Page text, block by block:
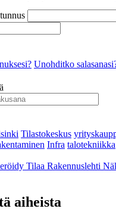
Unohditko
Tilastokeskus
Infra talotekniikka
Tilaa Rakennuslehti
aiheista